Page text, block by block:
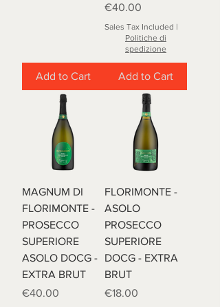
Add to Cart
Price
€40.00
Sales Tax Included |
Politiche di
spedizione
Add to Cart
MAGNUM DI
FLORIMONTE -
PROSECCO
SUPERIORE
ASOLO DOCG -
EXTRA BRUT
Price
€40.00
FLORIMONTE -
ASOLO
PROSECCO
SUPERIORE
DOCG - EXTRA
BRUT
Price
€18.00